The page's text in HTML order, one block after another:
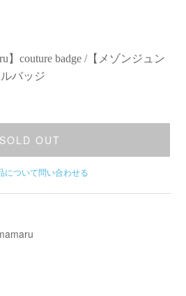
】couture badge /【メゾンジュン
バッジ
SOLD OUT
について問い合わせる